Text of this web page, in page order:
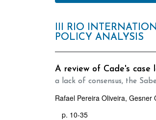
III RIO
POLICY ANALYSIS
A review of Cade's case
a lack of consensus, the
Rafael Pereira Oliveira,
p. 10-35